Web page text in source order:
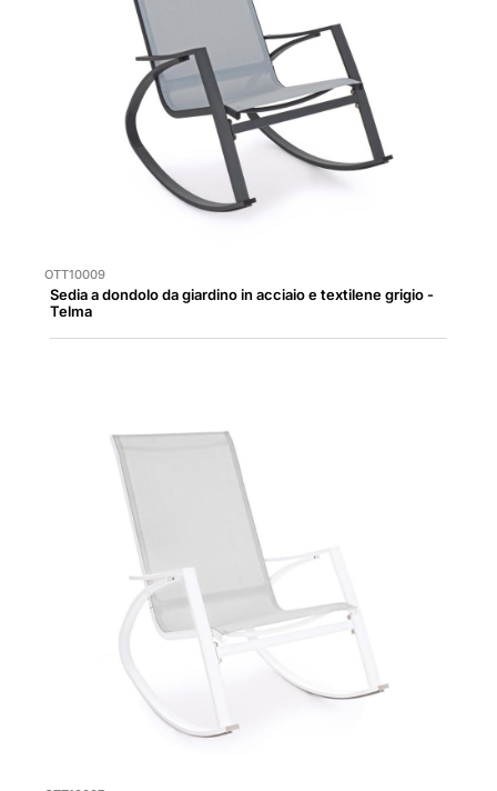
OTT10009
Sedia a dondolo da giardino in acciaio e textilene grigio -
Telma